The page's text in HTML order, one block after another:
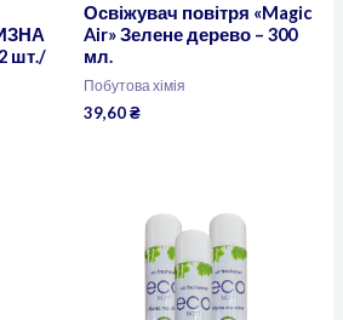
шт./
Освіжувач повітря «Magic
Air» Зелене дерево – 300
мл.
Побутова хімія
39,60₴